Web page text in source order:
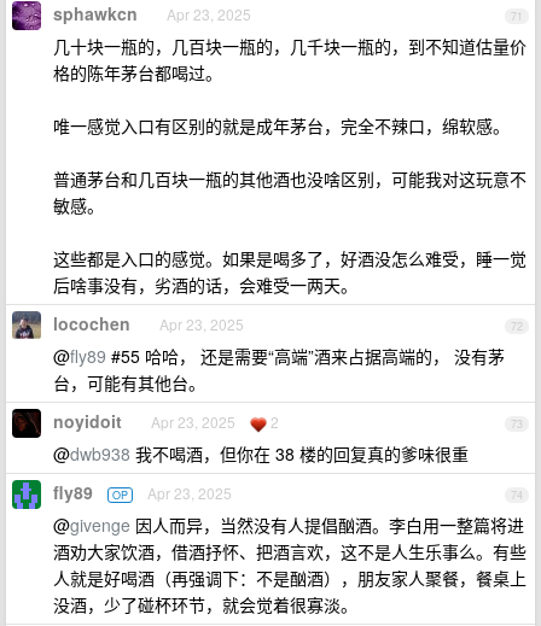
71
sphawkcn Apr 23, 2025
几十块一瓶的，几百块一瓶的，几千块一瓶的，到不知道估量价
格的陈年茅台都喝过。
唯一感觉入口有区别的就是成年茅台，完全不辣口，绵软感。
普通茅台和几百块一瓶的其他酒也没啥区别，可能我对这玩意不
敏感。
这些都是入口的感觉。如果是喝多了，好酒没怎么难受，睡一觉
后啥事没有，劣酒的话，会难受一两天。
72
locochen Apr 23, 2025
@fly89 #55 哈哈， 还是需要“高端”酒来占据高端的， 没有茅
台，可能有其他台。
73
noyidoit Apr 23, 2025 2
@dwb938 我不喝酒，但你在 38 楼的回复真的爹味很重
74
fly89 OP Apr 23, 2025
@givenge 因人而异，当然没有人提倡酗酒。李白用一整篇将进
酒劝大家饮酒，借酒抒怀、把酒言欢，这不是人生乐事么。有些
人就是好喝酒（再强调下：不是酗酒），朋友家人聚餐，餐桌上
没酒，少了碰杯环节，就会觉着很寡淡。